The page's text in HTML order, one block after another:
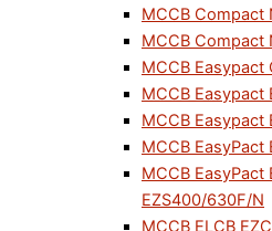
MCCB Compact
MCCB
MCCB Easypact
MCCB Easypact
MCCB Easypact
MCCB EasyPact
MCCB EasyPact
EZS400/630F/N
MCCB ELCB